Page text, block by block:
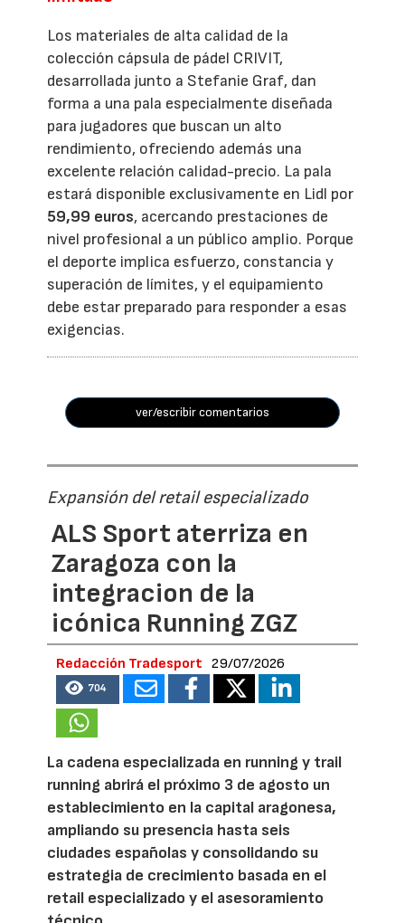
Los materiales de alta calidad de la
colección cápsula de pádel CRIVIT,
desarrollada junto a Stefanie Graf, dan
forma a una pala especialmente diseñada
para jugadores que buscan un alto
rendimiento, ofreciendo además una
excelente relación calidad-precio. La pala
estará disponible exclusivamente en Lidl por
59,99 euros, acercando prestaciones de
nivel profesional a un público amplio. Porque
el deporte implica esfuerzo, constancia y
superación de límites, y el equipamiento
debe estar preparado para responder a esas
exigencias.
ver/escribir comentarios
Expansión del retail especializado
ALS Sport aterriza en
Zaragoza con la
integracion de la
icónica Running ZGZ
Redacción Tradesport 29/07/2026
704
La cadena especializada en running y trail
running abrirá el próximo 3 de agosto un
establecimiento en la capital aragonesa,
ampliando su presencia hasta seis
ciudades españolas y consolidando su
estrategia de crecimiento basada en el
retail especializado y el asesoramiento